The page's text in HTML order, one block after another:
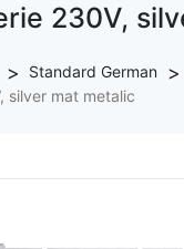
230V,
Standard German
silver mat metalic